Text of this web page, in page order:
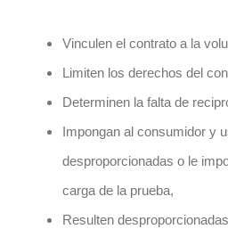
Vinculen el contrato a la
Limiten los derechos del
Determinen la falta de
Impongan al consumidor y
desproporcionadas o le
carga de la prueba,
Resulten